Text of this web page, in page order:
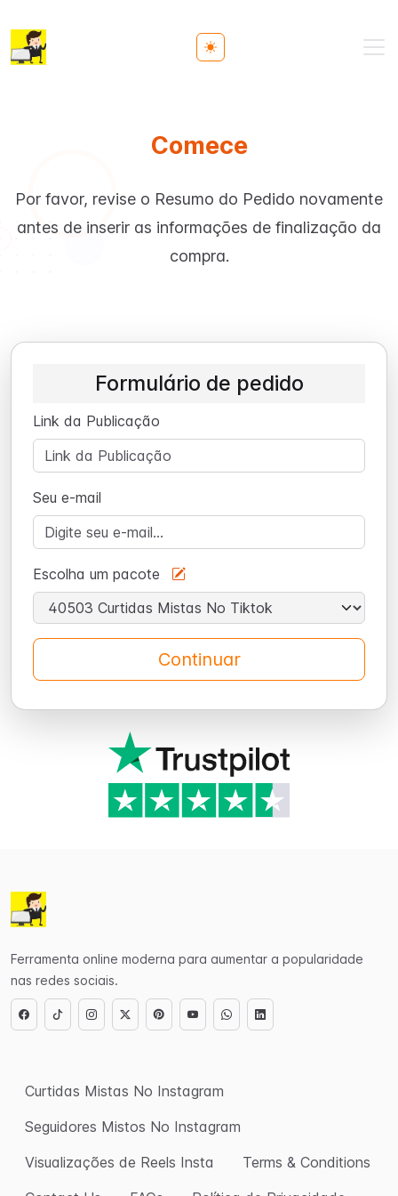
Toggle theme
Comece
Por favor, revise o Resumo do Pedido novamente
antes de inserir as informações de finalização da
compra.
Formulário de pedido
Link da Publicação
Seu e-mail
Escolha um pacote
Continuar
Ferramenta online moderna para aumentar a popularidade
nas redes sociais.
Curtidas Mistas No Instagram
Seguidores Mistos No Instagram
Visualizações de Reels Insta
Terms & Conditions